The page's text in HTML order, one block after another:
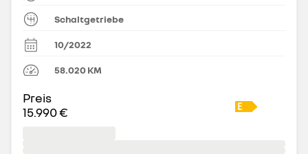
Schaltgetriebe
10/2022
58.020KM
Preis
15.990 €